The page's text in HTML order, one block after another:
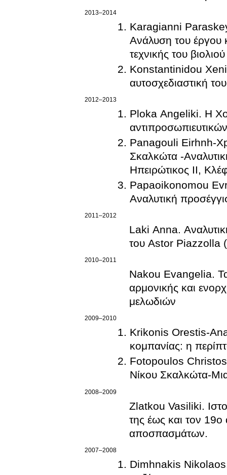
2013–2014
Karagianni
Ανάλυση του έργου
τεχνικής του βιολιού
Konstantinidou
αυτοσχεδιαστική
2012–2013
Ploka Angeliki. H
Panagouli Eirhnh-
Σκαλκώτα -
Ηπειρώτικος ΙΙ,
Papaoikonomou
Αναλυτική
2011–2012
Laki Anna.
του Astor Piazzolla
2010–2011
Nakou Evangelia.
αρμονικής και
μελωδιών
2009–2010
Krikonis Orestis-
κομπανίας: η
Fotopoulos
Νίκου Σκαλκώτα-
2008–2009
Zlatkou Vasiliki.
της έως και τον
αποσπασμάτων.
2007–2008
Dimhnakis